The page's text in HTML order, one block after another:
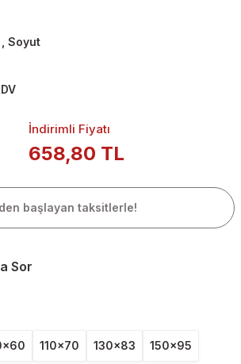
,Soyut
İndirimli Fiyatı
658,80 TL
başlayan taksitlerle!
Sor
110x70 130x83 150x95